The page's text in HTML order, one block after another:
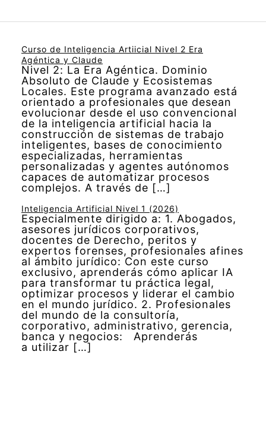
Curso de Inteligencia Artiicial Nivel 2 Era
Agéntica y Claude
Nivel 2: La Era Agéntica. Dominio
Absoluto de Claude y Ecosistemas
Locales. Este programa avanzado está
orientado a profesionales que desean
evolucionar desde el uso convencional
de la inteligencia artificial hacia la
construcción de sistemas de trabajo
inteligentes, bases de conocimiento
especializadas, herramientas
personalizadas y agentes autónomos
capaces de automatizar procesos
complejos. A través de […]
Inteligencia Artificial Nivel 1 (2026)
Especialmente dirigido a: 1. Abogados,
asesores jurídicos corporativos,
docentes de Derecho, peritos y
expertos forenses, profesionales afines
al ámbito jurídico: Con este curso
exclusivo, aprenderás cómo aplicar IA
para transformar tu práctica legal,
optimizar procesos y liderar el cambio
en el mundo jurídico. 2. Profesionales
del mundo de la consultoría,
corporativo, administrativo, gerencia,
banca y negocios: Aprenderás
a utilizar […]